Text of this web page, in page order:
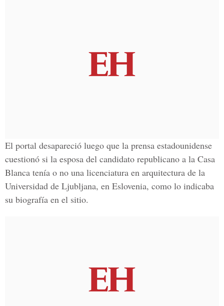
El portal desapareció luego que la prensa estadounidense
cuestionó si la esposa del candidato republicano a la Casa
Blanca tenía o no una licenciatura en arquitectura de la
Universidad de Ljubljana, en Eslovenia, como lo indicaba
su biografía en el sitio.